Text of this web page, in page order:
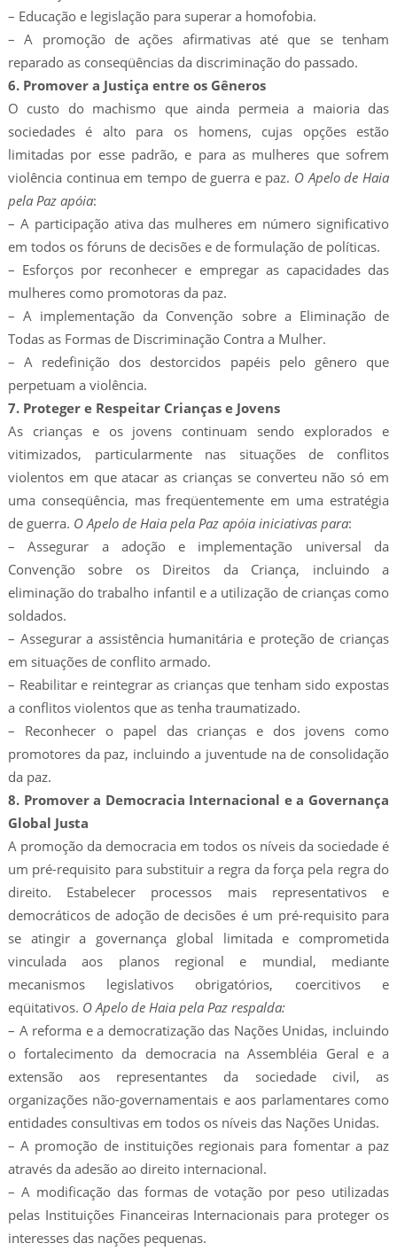
– Educação e legislação para superar a homofobia.
– A promoção de ações afirmativas até que se tenham
reparado as conseqüências da discriminação do passado.
6. Promover a Justiça entre os Gêneros
O custo do machismo que ainda permeia a maioria das
sociedades é alto para os homens, cujas opções estão
limitadas por esse padrão, e para as mulheres que sofrem
violência continua em tempo de guerra e paz. O Apelo de Haia
pela Paz apóia:
– A participação ativa das mulheres em número significativo
em todos os fóruns de decisões e de formulação de políticas.
– Esforços por reconhecer e empregar as capacidades das
mulheres como promotoras da paz.
– A implementação da Convenção sobre a Eliminação de
Todas as Formas de Discriminação Contra a Mulher.
– A redefinição dos destorcidos papéis pelo gênero que
perpetuam a violência.
7. Proteger e Respeitar Crianças e Jovens
As crianças e os jovens continuam sendo explorados e
vitimizados, particularmente nas situações de conflitos
violentos em que atacar as crianças se converteu não só em
uma conseqüência, mas freqüentemente em uma estratégia
de guerra. O Apelo de Haia pela Paz apóia iniciativas para:
– Assegurar a adoção e implementação universal da
Convenção sobre os Direitos da Criança, incluindo a
eliminação do trabalho infantil e a utilização de crianças como
soldados.
– Assegurar a assistência humanitária e proteção de crianças
em situações de conflito armado.
– Reabilitar e reintegrar as crianças que tenham sido expostas
a conflitos violentos que as tenha traumatizado.
– Reconhecer o papel das crianças e dos jovens como
promotores da paz, incluindo a juventude na de consolidação
da paz.
8. Promover a Democracia Internacional e a Governança
Global Justa
A promoção da democracia em todos os níveis da sociedade é
um pré-requisito para substituir a regra da força pela regra do
direito. Estabelecer processos mais representativos e
democráticos de adoção de decisões é um pré-requisito para
se atingir a governança global limitada e comprometida
vinculada aos planos regional e mundial, mediante
mecanismos legislativos obrigatórios, coercitivos e
eqüitativos. O Apelo de Haia pela Paz respalda:
– A reforma e a democratização das Nações Unidas, incluindo
o fortalecimento da democracia na Assembléia Geral e a
extensão aos representantes da sociedade civil, as
organizações não-governamentais e aos parlamentares como
entidades consultivas em todos os níveis das Nações Unidas.
– A promoção de instituições regionais para fomentar a paz
através da adesão ao direito internacional.
– A modificação das formas de votação por peso utilizadas
pelas Instituições Financeiras Internacionais para proteger os
interesses das nações pequenas.